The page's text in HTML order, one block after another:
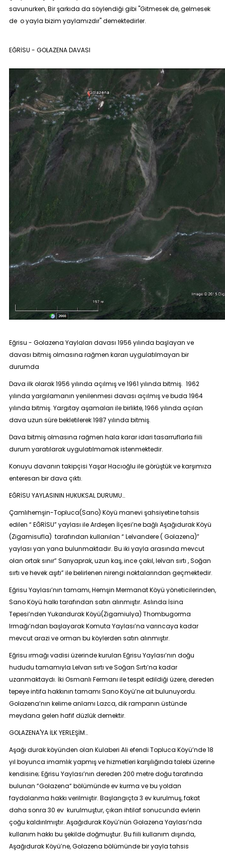
savunurken, Bir şarkıda da söylendiği gibi "Gitmesek de, gelmesek
de o yayla bizim yaylamızdır" demektedirler.
EĞRİSU - GOLAZENA DAVASI
Eğrisu - Golazena Yaylaları davası 1956 yılında başlayan ve
davası bitmiş olmasına rağmen kararı uygulatılmayan bir
durumda
Dava ilk olarak 1956 yılında açılmış ve 1961 yılında bitmiş. 1962
yılında yargılamanın yenilenmesi davası açılmış ve buda 1964
yılında bitmiş. Yargıtay aşamaları ile birlikte, 1966 yılında açılan
dava uzun süre bekletilerek 1987 yılında bitmiş.
Dava bitmiş olmasına rağmen hala karar idari tasarruflarla fiili
durum yaratılarak uygulatılmamak istenmektedir.
Konuyu davanın takipçisi Yaşar Hacıoğlu ile görüştük ve karşımıza
enteresan bir dava çıktı.
EĞRİSU YAYLASININ HUKUKSAL DURUMU…
Çamlıhemşin-Topluca(Sano) Köyü manevi şahsiyetine tahsis
edilen “ EĞRİSU” yaylası ile Ardeşen İlçesi’ne bağlı Aşağıdurak Köyü
(Zigamisufla) tarafından kullanılan “ Lelvandere ( Golazena)”
yaylası yan yana bulunmaktadır. Bu iki yayla arasında mevcut
olan ortak sınır” Sarıyaprak, uzun kaş, ince çakıl, lelvan sırtı , Soğan
sırtı ve hevek aşıtı” ile belirlenen nirengi noktalarından geçmektedir.
Eğrisu Yaylası’nın tamamı, Hemşin Mermanat Köyü yöneticilerinden,
Sano Köyü halkı tarafından satın alınmıştır. Aslında İsina
Tepesi’nden Yukarıdurak Köyü(Zigamiulya) Thombugorma
Irmağı’ndan başlayarak Komuta Yaylası’na varıncaya kadar
mevcut arazi ve orman bu köylerden satın alınmıştır.
Eğrisu ırmağı vadisi üzerinde kurulan Eğrisu Yaylası’nın doğu
hududu tamamıyla Lelvan sırtı ve Soğan Sırtı’na kadar
uzanmaktaydı. İki Osmanlı Fermanı ile tespit edildiği üzere, dereden
tepeye intifa hakkının tamamı Sano Köyü’ne ait bulunuyordu.
Golazena’nın kelime anlamı Lazca, dik rampanın üstünde
meydana gelen hafif düzlük demektir.
GOLAZENA'YA İLK YERLEŞİM…
Aşağı durak köyünden olan Kulaberi Ali efendi Topluca Köyü’nde 18
yıl boyunca imamlık yapmış ve hizmetleri karşılığında talebi üzerine
kendisine; Eğrisu Yaylası’nın dereden 200 metre doğu tarafında
bulunan “Golazena“ bölümünde ev kurma ve bu yoldan
faydalanma hakkı verilmiştir. Başlangıçta 3 ev kurulmuş, fakat
daha sonra 30 ev kurulmuştur, çıkan ihtilaf sonucunda evlerin
çoğu kaldırılmıştır. Aşağıdurak Köyü’nün Golazena Yaylası’nda
kullanım hakkı bu şekilde doğmuştur. Bu fiili kullanım dışında,
Aşağıdurak Köyü’ne, Golazena bölümünde bir yayla tahsis